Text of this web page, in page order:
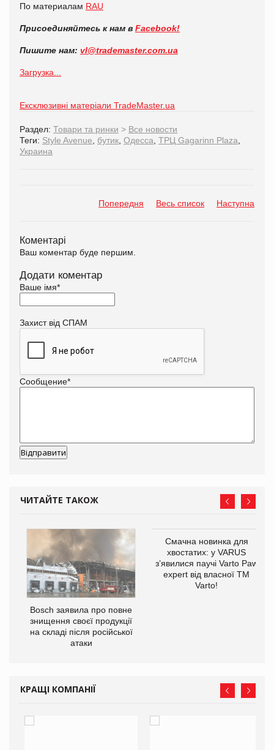
По материалам RAU
Присоединяйтесь к нам в Facebook!
Пишите нам: vl@trademaster.com.ua
Загрузка...
Ексклюзивні матеріали TradeMaster.ua
Раздел: Товари та ринки > Все новости
Теги: Style Avenue бутик Одесса ТРЦ Gagarinn Plaza
Украина
Попередня Весь список Наступна
Коментарі
Ваш коментар буде першим.
Додати коментар
Ваше імя*
Захист від СПАМ
Сообщение*
ЧИТАЙТЕ ТАКОЖ
Bosch заявила про повне
знищення своєї продукції
на складі після російської
атаки
Смачна новинка для
хвостатих: у VARUS
з’явилися паучі Varto Paw
expert від власної ТМ
Varto!
КРАЩІ КОМПАНІЇ